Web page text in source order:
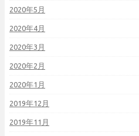
2020年5月
2020年4月
2020年3月
2020年2月
2020年1月
2019年12月
2019年11月